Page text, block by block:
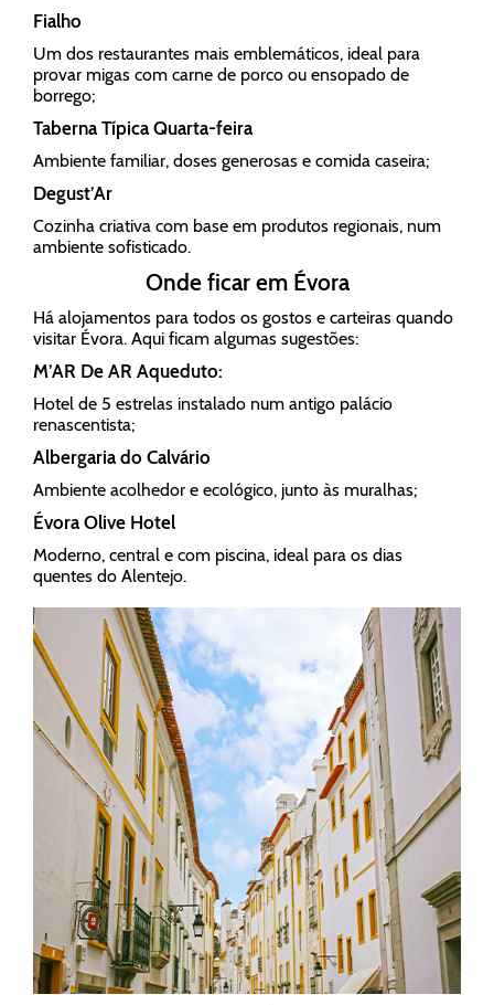
Fialho
Um dos restaurantes mais emblemáticos, ideal para
provar migas com carne de porco ou ensopado de
borrego;
Taberna Típica Quarta-feira
Ambiente familiar, doses generosas e comida caseira;
Degust’Ar
Cozinha criativa com base em produtos regionais, num
ambiente sofisticado.
Onde ficar em Évora
Há alojamentos para todos os gostos e carteiras quando
visitar Évora. Aqui ficam algumas sugestões:
M’AR De AR Aqueduto:
Hotel de 5 estrelas instalado num antigo palácio
renascentista;
Albergaria do Calvário
Ambiente acolhedor e ecológico, junto às muralhas;
Évora Olive Hotel
Moderno, central e com piscina, ideal para os dias
quentes do Alentejo.